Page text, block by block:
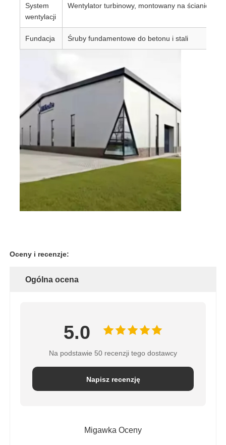
System
wentylacji
Wentylator turbinowy, montowany na ścianie,
Fundacja Śruby fundamentowe do betonu i stali
Oceny i recenzje:
Ogólna ocena
5.0
Na podstawie 50 recenzji tego dostawcy
Napisz recenzję
Migawka Oceny